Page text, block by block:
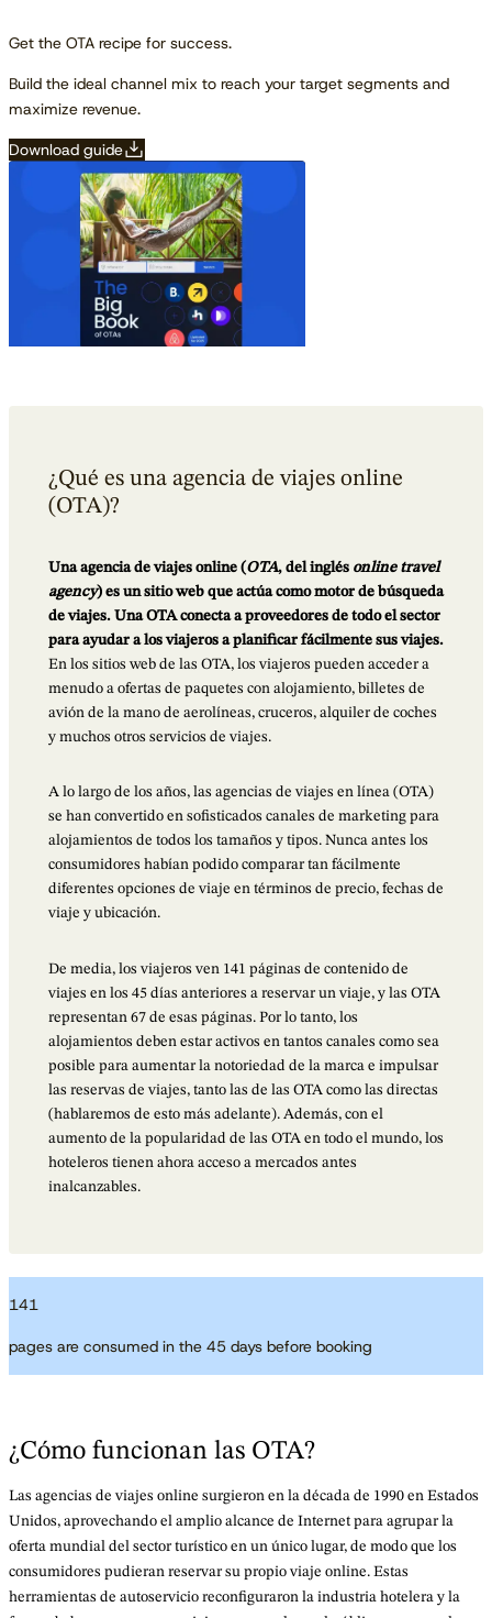
Get the OTA recipe for success.
Build the ideal channel mix to reach your target segments and
maximize revenue.
Download guide
¿Qué es una agencia de viajes online
(OTA)?
Una agencia de viajes online (OTA, del inglés online travel
agency) es un sitio web que actúa como motor de búsqueda
de viajes. Una OTA conecta a proveedores de todo el sector
para ayudar a los viajeros a planificar fácilmente sus viajes.
En los sitios web de las OTA, los viajeros pueden acceder a
menudo a ofertas de paquetes con alojamiento, billetes de
avión de la mano de aerolíneas, cruceros, alquiler de coches
y muchos otros servicios de viajes.
A lo largo de los años, las agencias de viajes en línea (OTA)
se han convertido en sofisticados canales de marketing para
alojamientos de todos los tamaños y tipos. Nunca antes los
consumidores habían podido comparar tan fácilmente
diferentes opciones de viaje en términos de precio, fechas de
viaje y ubicación.
De media, los viajeros ven 141 páginas de contenido de
viajes en los 45 días anteriores a reservar un viaje, y las OTA
representan 67 de esas páginas. Por lo tanto, los
alojamientos deben estar activos en tantos canales como sea
posible para aumentar la notoriedad de la marca e impulsar
las reservas de viajes, tanto las de las OTA como las directas
(hablaremos de esto más adelante). Además, con el
aumento de la popularidad de las OTA en todo el mundo, los
hoteleros tienen ahora acceso a mercados antes
inalcanzables.
141
pages are consumed in the 45 days before booking
¿Cómo funcionan las OTA?
Las agencias de viajes online surgieron en la década de 1990 en Estados
Unidos, aprovechando el amplio alcance de Internet para agrupar la
oferta mundial del sector turístico en un único lugar, de modo que los
consumidores pudieran reservar su propio viaje online. Estas
herramientas de autoservicio reconfiguraron la industria hotelera y la